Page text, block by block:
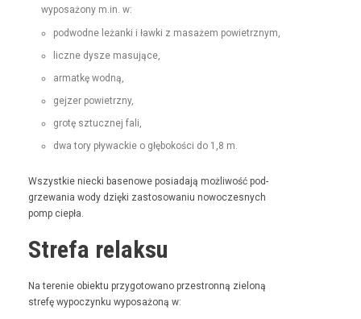
wyposażony m.in. w:
pod­wodne leżan­ki i ław­ki z masażem powietrznym,
liczne dysze masujące,
armatkę wod­ną,
gejz­er powietrzny,
grotę sztucznej fali,
dwa tory pływack­ie o głębokoś­ci do 1,8 m.
Wszys­tkie niec­ki basenowe posi­ada­ją możli­wość pod­
grze­wa­nia wody dzię­ki zas­tosowa­niu nowoczes­nych
pomp ciepła.
Strefa relaksu
Na tere­nie obiek­tu przy­go­towano prze­stron­ną zieloną
stre­fę wypoczynku wyposażoną w: